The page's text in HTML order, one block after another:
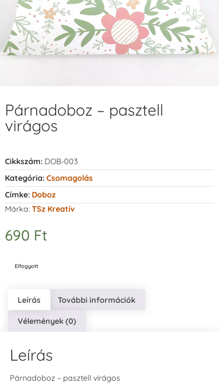
Párnadoboz – pasztell
virágos
Cikkszám: DOB-003
Kategória: Csomagolás
Címke: Doboz
Márka: TSz Kreatív
690 Ft
Elfogyott
Leírás További információk
Vélemények (0)
Leírás
Párnadoboz – pasztell virágos